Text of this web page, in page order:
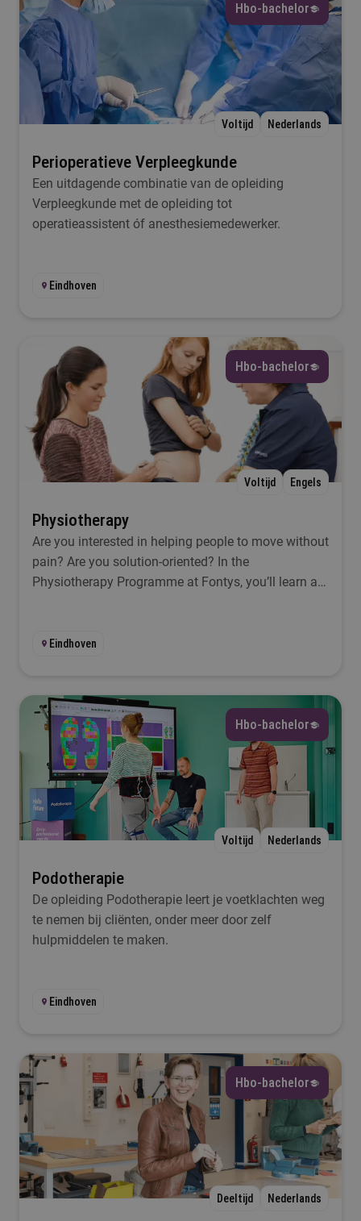
Selecteer
Startmoment
Selecteer
Selecteer
Hbo-bachelor
Voltijd Nederlands
Perioperatieve Verpleegkunde
Een uitdagende combinatie van de opleiding
Verpleegkunde met de opleiding tot
operatieassistent óf anesthesiemedewerker.
Eindhoven
Hbo-bachelor
Voltijd Engels
Physiotherapy
Are you interested in helping people to move without
pain? Are you solution-oriented? In the
Physiotherapy Programme at Fontys, you’ll learn all
Eindhoven
Hbo-bachelor
Voltijd Nederlands
Podotherapie
De opleiding Podotherapie leert je voetklachten weg
te nemen bij cliënten, onder meer door zelf
hulpmiddelen te maken.
Eindhoven
Hbo-bachelor
Deeltijd Nederlands